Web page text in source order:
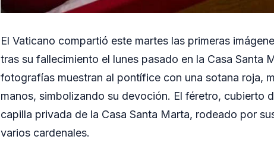
El Vaticano compartió este martes las primeras
tras su fallecimiento el lunes pasado en la Casa Santa
fotografías muestran al pontífice con una sotana roja,
manos, simbolizando su devoción. El féretro, cubierto
capilla privada de la Casa Santa Marta, rodeado por
varios cardenales.